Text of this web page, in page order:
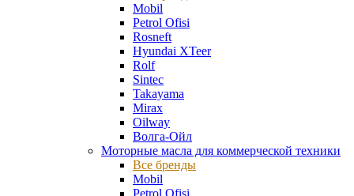
Mobil
Petrol Ofisi
Rosneft
Hyundai XTeer
Rolf
Sintec
Takayama
Mirax
Oilway
Волга-Ойл
Моторные масла для коммерческой техники
Все бренды
Mobil
Petrol Ofisi